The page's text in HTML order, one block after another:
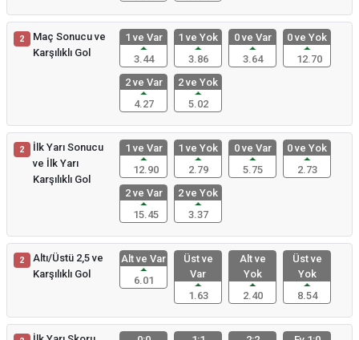
2
Maç Sonucu ve
Karşılıklı Gol
1 ve Var
3.44
1 ve Yok
3.86
0 ve Var
3.64
0 ve Yok
12.70
2 ve Var
4.27
2 ve Yok
5.02
2
İlk Yarı Sonucu
ve İlk Yarı
Karşılıklı Gol
1 ve Var
12.90
1 ve Yok
2.79
0 ve Var
5.75
0 ve Yok
2.73
2 ve Var
15.45
2 ve Yok
3.37
2
Altı/Üstü 2,5 ve
Karşılıklı Gol
Alt ve Var
6.01
Üst ve
Var
1.63
Alt ve
Yok
2.40
Üst ve
Yok
8.54